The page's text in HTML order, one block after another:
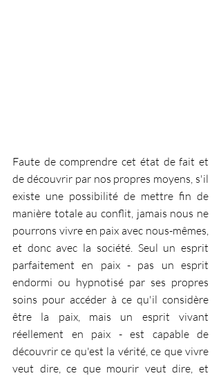
Faute de comprendre cet état de fait et
de découvrir par nos propres moyens, s'il
existe une possibilité de mettre fin de
manière totale au conflit, jamais nous ne
pourrons vivre en paix avec nous-mêmes,
et donc avec la société. Seul un esprit
parfaitement en paix - pas un esprit
endormi ou hypnotisé par ses propres
soins pour accéder à ce qu'il considère
être la paix, mais un esprit vivant
réellement en paix - est capable de
découvrir ce qu'est la vérité, ce que vivre
veut dire, ce que mourir veut dire, et